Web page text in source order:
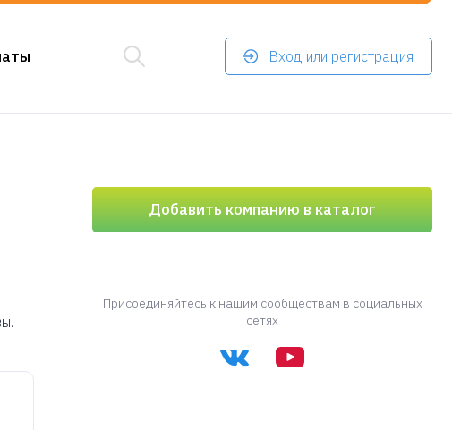
Вход или регистрация
Добавить компанию в каталог
Присоединяйтесь к нашим сообществам в социальных
сетях